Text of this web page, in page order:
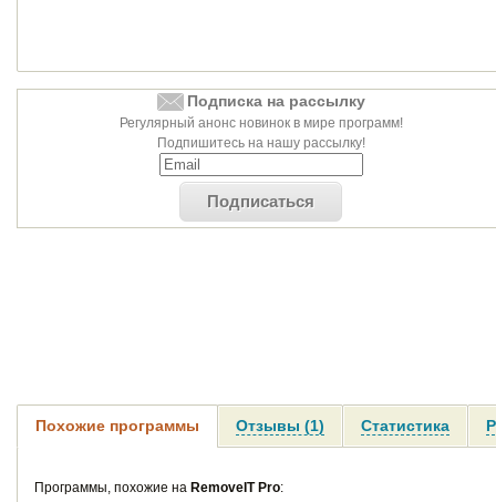
Подписка на рассылку
Регулярный анонс новинок в мире программ!
Подпишитесь на нашу рассылку!
Подписаться
Похожие программы Отзывы (1) Статистика
Программы, похожие на RemoveIT Pro: